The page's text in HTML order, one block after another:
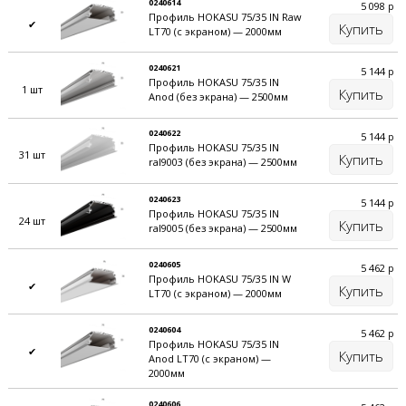
На выбор два вариант рассеивателя:
Цветопал (75% светопропускания). Технология
коэкструзии + УФ защита с 2-х сторон «HEP –
HOKASU protect cover»;
Прозрачный поликарбонат с эффектом
микропризмы
✔
Профиль HOKASU 75/35 IN Raw
LT70 (с экраном) — 2000мм
5 098 р
Купить
1 шт
0240621
Профиль HOKASU 75/35 IN
Anod (без экрана) — 2500мм
5 144 р
Купить
31 шт
0240622
Профиль HOKASU 75/35 IN
ral9003 (без экрана) — 2500мм
5 144 р
Купить
24 шт
0240623
Профиль HOKASU 75/35 IN
ral9005 (без экрана) — 2500мм
5 144 р
Купить
✔
0240605
Профиль HOKASU 75/35 IN W
LT70 (с экраном) — 2000мм
5 462 р
Купить
✔
0240604
Профиль HOKASU 75/35 IN
Anod LT70 (с экраном) —
2000мм
5 462 р
Купить